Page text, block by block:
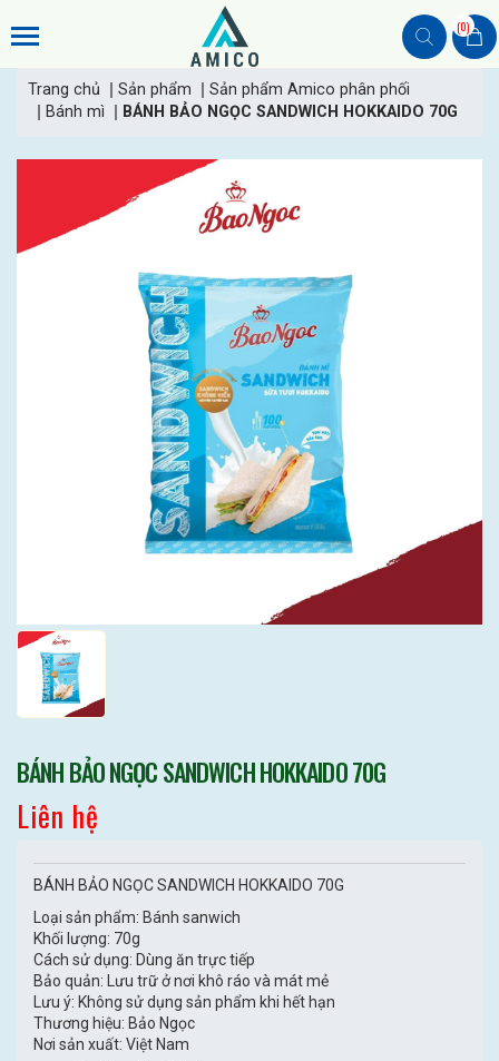
(0)
Trang chủ Sản phẩm
Sản phẩm Amico phân phối
Bánh mì
BÁNH BẢO NGỌC SANDWICH HOKKAIDO 70G
BÁNH BẢO NGỌC SANDWICH HOKKAIDO 70G
Liên hệ
BÁNH BẢO NGỌC SANDWICH HOKKAIDO 70G
Loại sản phẩm: Bánh sanwich
Khối lượng: 70g
Cách sử dụng: Dùng ăn trực tiếp
Bảo quản: Lưu trữ ở nơi khô ráo và mát mẻ
Lưu ý: Không sử dụng sản phẩm khi hết hạn
Thương hiệu: Bảo Ngọc
Nơi sản xuất: Việt Nam